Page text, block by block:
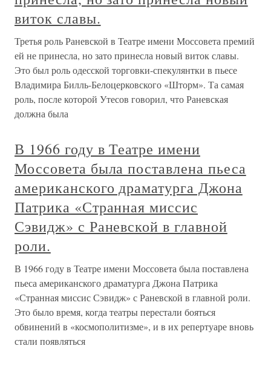
виток славы.
Третья роль Раневской в Театре имени Моссовета премий
ей не принесла, но зато принесла новый виток славы.
Это был роль одесской торговки-спекулянтки в пьесе
Владимира Билль-Белоцерковского «Шторм». Та самая
роль, после которой Утесов говорил, что Раневская
должна была
В 1966 году в Театре имени
Моссовета была поставлена пьеса
американского драматурга Джона
Патрика «Странная миссис
Сэвидж» с Раневской в главной
роли.
В 1966 году в Театре имени Моссовета была поставлена
пьеса американского драматурга Джона Патрика
«Странная миссис Сэвидж» с Раневской в главной роли.
Это было время, когда театры перестали бояться
обвинений в «космополитизме», и в их репертуаре вновь
стали появляться